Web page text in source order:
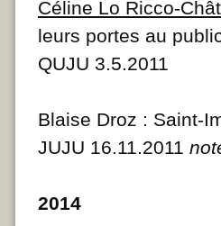
Céline Lo Ricco-
leurs portes au
QUJU 3.5.2011
Blaise Droz : Saint-
JUJU 16.11.2011
2014